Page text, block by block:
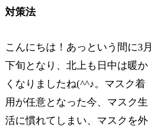
対策法
こんにちは！あっという間に3月
下旬となり、北上も日中は暖か
くなりましたね(^^♪。マスク着
用が任意となった今、マスク生
活に慣れてしまい、マスクを外